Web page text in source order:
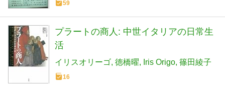
59
プラートの商人: 中世イタリアの日常生
活
イリスオリーゴ 徳橋曜 Iris Origo 篠田綾子
16